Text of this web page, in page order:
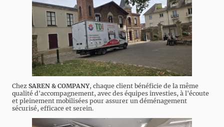
Chez SAREN & COMPANY, chaque client bénéficie de la même
qualité d'accompagnement, avec des équipes investies, à l'écoute
et pleinement mobilisées pour assurer un déménagement
sécurisé, efficace et serein.